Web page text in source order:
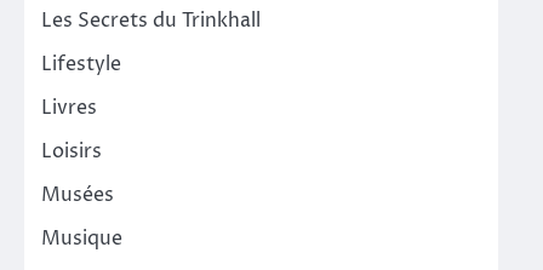
Les Secrets du Trinkhall
Lifestyle
Livres
Loisirs
Musées
Musique